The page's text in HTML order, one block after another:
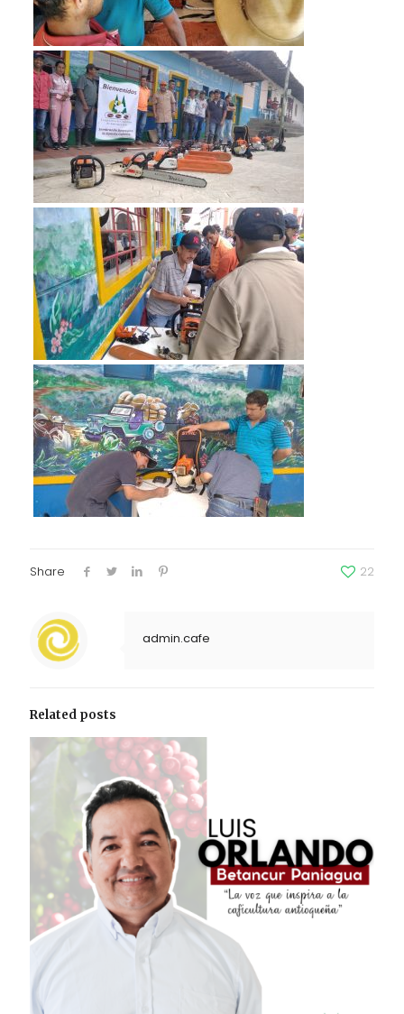
Share 22
admin.cafe
Related posts